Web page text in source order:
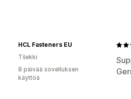
HCL Fasteners EU
Tšekki
8 päivää sovelluksen
käyttöä